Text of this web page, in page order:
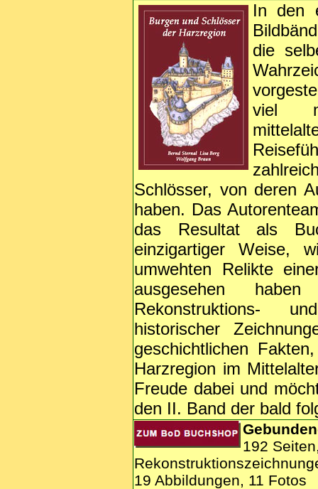
In den
die
viel
Schlösser, von deren
haben. Das
das Resultat als
einzigartiger Weise,
umwehten Relikte
ausgesehen
Rekonstruktions-
historischer
geschichtlichen
Harzregion im
Freude dabei und
den II. Band der bald
192
19 Abbildungen, 11 Fotos